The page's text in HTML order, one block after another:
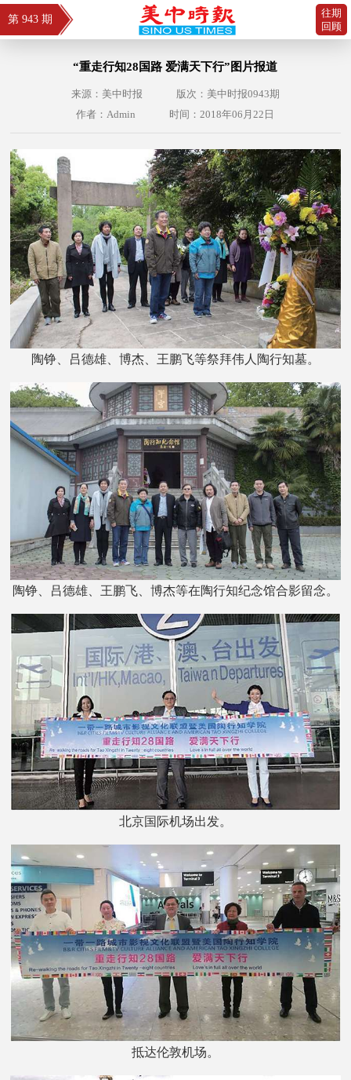
第 943 期
往期
回顾
“重走行知28国路 爱满天下行”图片报道
来源：美中时报
版次：美中时报0943期
作者：Admin
时间：2018年06月22日
陶铮、吕德雄、博杰、王鹏飞等祭拜伟人陶行知墓。
陶铮、吕德雄、王鹏飞、博杰等在陶行知纪念馆合影留念。
北京国际机场出发。
抵达伦敦机场。